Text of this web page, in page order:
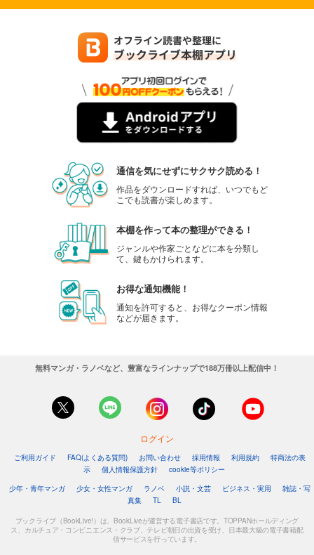
通信を気にせずにサクサク読める！
作品をダウンロードすれば、いつでもど
こでも読書が楽しめます。
本棚を作って本の整理ができる！
ジャンルや作家ごとなどに本を分類し
て、鍵もかけられます。
お得な通知機能！
通知を許可すると、お得なクーポン情報
などが届きます。
無料マンガ・ラノベなど、豊富なラインナップで188万冊以上配信中！
ログイン
ご利用ガイド FAQ(よくある質問) お問い合わせ 採用情報 利用規約
特商法の表
示
個人情報保護方針
cookie等ポリシー
少年・青年マンガ
少女・女性マンガ ラノベ 小説・文芸 ビジネス・実用
雑誌・写
真集
TL BL
ブックライブ（BookLive!）は、BookLiveが運営する電子書店です。TOPPANホールディング
ス、カルチュア・コンビニエンス・クラブ、テレビ朝日の出資を受け、日本最大級の電子書籍配
信サービスを行っています。